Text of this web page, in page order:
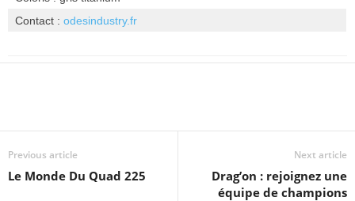
Contact : odesindustry.fr
Previous article
Le Monde Du Quad 225
Next article
Drag’on : rejoignez une
équipe de champions